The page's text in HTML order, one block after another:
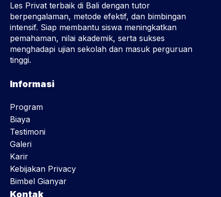
Les Privat terbaik di Bali dengan tutor
berpengalaman, metode efektif, dan bimbingan
intensif. Siap membantu siswa meningkatkan
pemahaman, nilai akademik, serta sukses
menghadapi ujian sekolah dan masuk perguruan
tinggi.
Informasi
Program
Biaya
Testimoni
Galeri
Karir
Kebijakan Privacy
Bimbel Gianyar
Kontak